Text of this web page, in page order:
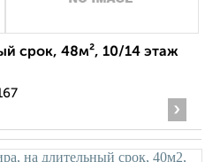
срок, 48м², 10/14 этаж
›